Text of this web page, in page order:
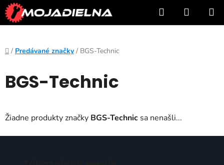
Prejsť
na
obsah
Hľadať
KOŠÍK
Domov
/ Predávané značky / BGS-Technic
BGS-Technic
Žiadne produkty značky BGS-Technic sa nenašli...
Z